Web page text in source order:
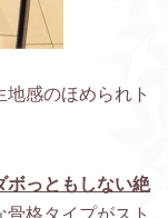
感のほめられト
ボっともしない絶
格タイプがスト